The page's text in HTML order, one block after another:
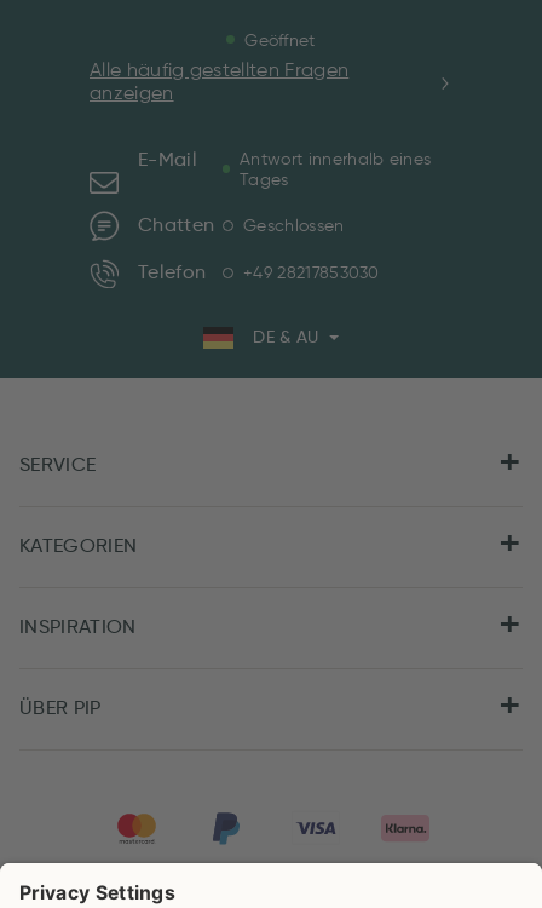
Geöffnet
Alle häufig gestellten Fragen
anzeigen
E-Mail
Antwort innerhalb eines
Tages
Chatten Geschlossen
Telefon +49 28217853030
DE & AU
SERVICE
KATEGORIEN
INSPIRATION
ÜBER PIP